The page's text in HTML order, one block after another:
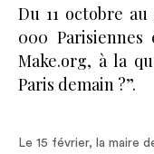
Du 11 octobre au
000
Make.org, à la
Paris demain ?”.
Le 15 février, la maire